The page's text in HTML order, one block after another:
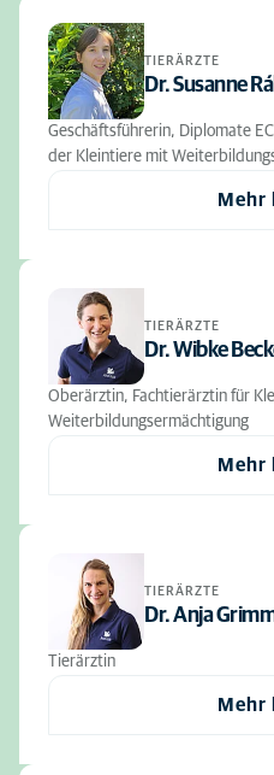
TIERÄRZTE
Dr. Susanne
Geschäftsführerin, Diplomate
der Kleintiere mit
Mehr
TIERÄRZTE
Dr. Wibke
Oberärztin, Fachtierärztin für
Weiterbildungsermächtigung
Mehr
TIERÄRZTE
Dr. Anja
Tierärztin
Mehr